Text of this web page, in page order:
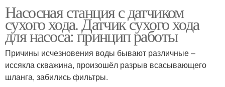
Насосная станция с датчиком
сухого хода. Датчик сухого хода
для насоса: принцип работы
Причины исчезновения воды бывают различные –
иссякла скважина, произошёл разрыв всасывающего
шланга, забились фильтры.